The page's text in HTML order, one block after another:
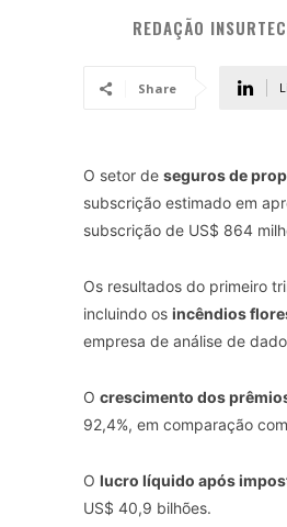
REDAÇÃO
Share
O setor de seguros de
subscrição estimado em
subscrição de US$ 864
Os resultados do primeiro
incluindo os incêndios
empresa de análise de
O crescimento dos
92,4%, em comparação
O lucro líquido após
US$ 40,9 bilhões.